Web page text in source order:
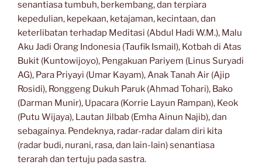
senantiasa tumbuh, berkembang, dan terpiara
kepedulian, kepekaan, ketajaman, kecintaan, dan
keterlibatan terhadap Meditasi (Abdul Hadi W.M.), Malu
Aku Jadi Orang Indonesia (Taufik Ismail), Kotbah di Atas
Bukit (Kuntowijoyo), Pengakuan Pariyem (Linus Suryadi
AG), Para Priyayi (Umar Kayam), Anak Tanah Air (Ajip
Rosidi), Ronggeng Dukuh Paruk (Ahmad Tohari), Bako
(Darman Munir), Upacara (Korrie Layun Rampan), Keok
(Putu Wijaya), Lautan Jilbab (Emha Ainun Najib), dan
sebagainya. Pendeknya, radar-radar dalam diri kita
(radar budi, nurani, rasa, dan lain-lain) senantiasa
terarah dan tertuju pada sastra.